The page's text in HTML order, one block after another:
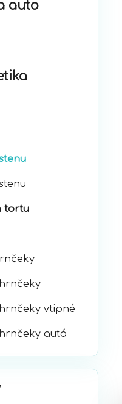
auto
tortu
vtipné
autá